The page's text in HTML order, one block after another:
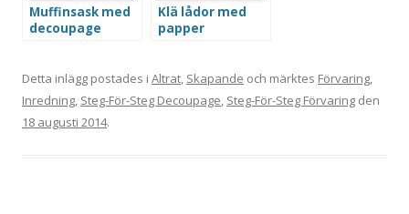
Muffinsask med
decoupage
Klä lådor med
papper
Detta inlägg postades i Altrat, Skapande och märktes Förvaring,
Inredning, Steg-För-Steg Decoupage, Steg-För-Steg Förvaring den
18 augusti 2014.